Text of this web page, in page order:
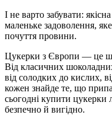
І не варто забувати:
маленьке задоволення,
почуття провини.
Цукерки з Європи — це
Від класичних
від солодких до кислих,
кожен знайде те, що
сьогодні купити цукерки
безпечно й вигідно.